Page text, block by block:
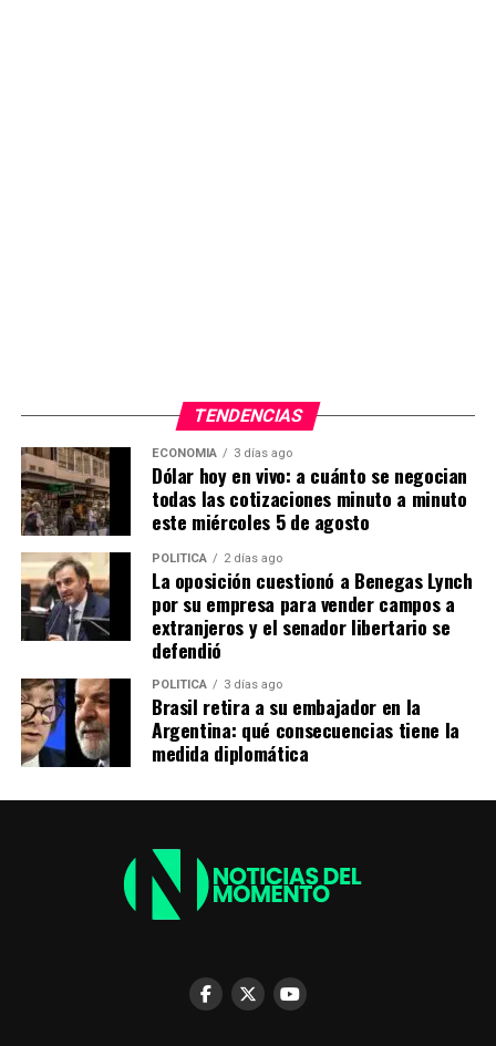
W
h
at
s
A
p
p
F
a
ce
b
o
o
k
X T
el
e
gr
a
m
G
m
ail
C
o
py
Li
n
k
C
o
m
p
ar
tir
TENDENCIAS
ECONOMIA 3 días ago
Dólar hoy en vivo: a cuánto se negocian
todas las cotizaciones minuto a minuto
este miércoles 5 de agosto
POLITICA 2 días ago
La oposición cuestionó a Benegas Lynch
por su empresa para vender campos a
extranjeros y el senador libertario se
defendió
POLITICA 3 días ago
Brasil retira a su embajador en la
Argentina: qué consecuencias tiene la
medida diplomática